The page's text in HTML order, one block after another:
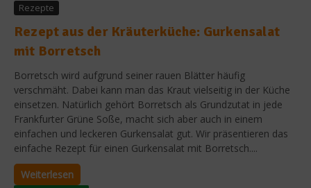
Rezepte
Rezept aus der Kräuterküche: Gurkensalat
mit Borretsch
Borretsch wird aufgrund seiner rauen Blätter häufig
verschmäht. Dabei kann man das Kraut vielseitig in der Küche
einsetzen. Natürlich gehört Borretsch als Grundzutat in jede
Frankfurter Grüne Soße, macht sich aber auch in einem
einfachen und leckeren Gurkensalat gut. Wir präsentieren das
einfache Rezept für einen Gurkensalat mit Borretsch....
Weiterlesen